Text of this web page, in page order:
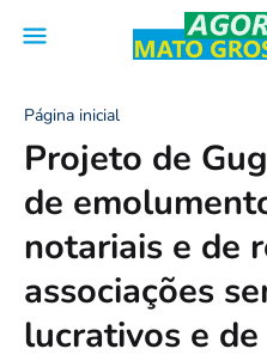
Página inicial
Projeto de
de
notariais e de
associações
lucrativos e de